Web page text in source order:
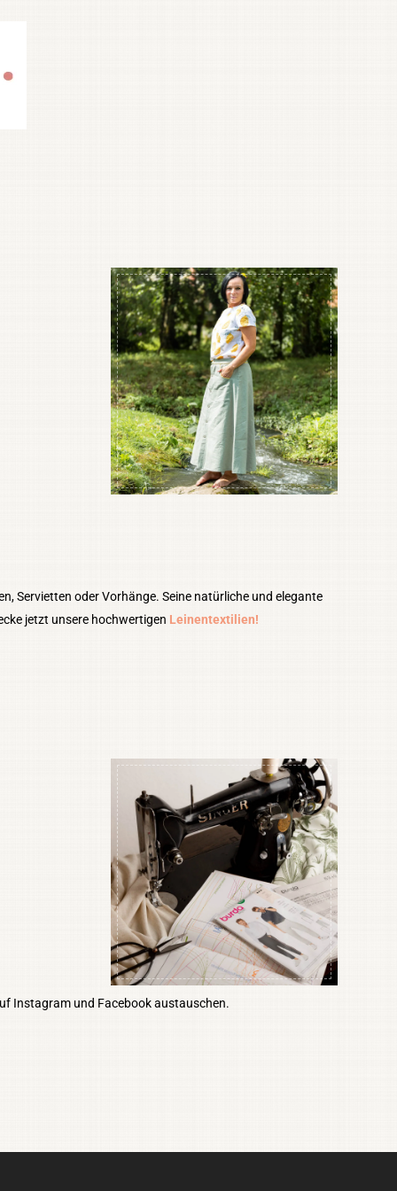
Servietten oder Vorhänge. Seine natürliche und elegante
jetzt unsere hochwertigen Leinentextilien!
Instagram und Facebook austauschen.